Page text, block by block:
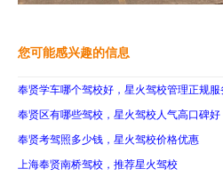
您可能感兴趣的信息
奉贤学车哪个驾校好，星火驾校管理正规服
奉贤区有哪些驾校，星火驾校人气高口碑好
奉贤考驾照多少钱，星火驾校价格优惠
上海奉贤南桥驾校，推荐星火驾校